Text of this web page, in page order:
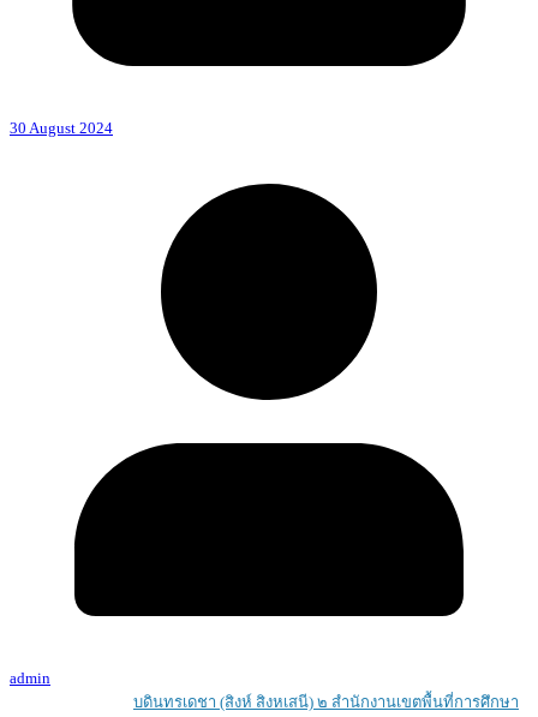
30 August 2024
admin
บดินทรเดชา (สิงห์ สิงหเสนี) ๒ สํานักงานเขตพื้นที่การศึกษา